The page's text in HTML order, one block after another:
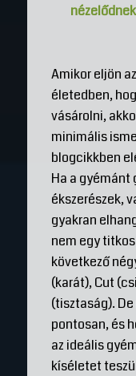
Amikor eljön
életedben,
vásárolni,
minimális
blogcikkben
Ha a gyémánt
ékszerészek,
gyakran
nem egy
következő
(karát), Cut
(tisztaság).
pontosan, és
az ideális
kíséletet